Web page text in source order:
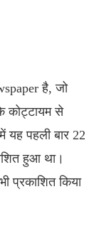
है, जो
कोट्टायम से
यह पहली बार 22
हुआ था।
प्रकाशित किया